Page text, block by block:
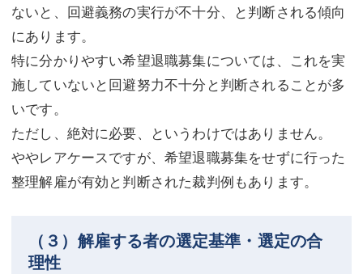
ないと、回避義務の実行が不十分、と判断される傾向
にあります。
特に分かりやすい希望退職募集については、これを実
施していないと回避努力不十分と判断されることが多
いです。
ただし、絶対に必要、というわけではありません。
ややレアケースですが、希望退職募集をせずに行った
整理解雇が有効と判断された裁判例もあります。
（３）解雇する者の選定基準・選定の合
理性